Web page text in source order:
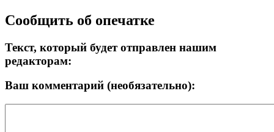
Сообщить об опечатке
Текст, который будет отправлен нашим
редакторам:
Ваш комментарий (необязательно):